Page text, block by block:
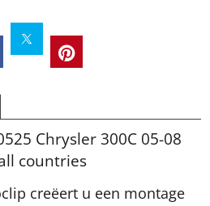
Chrysler 300C 05-08
countries
creëert u een montage